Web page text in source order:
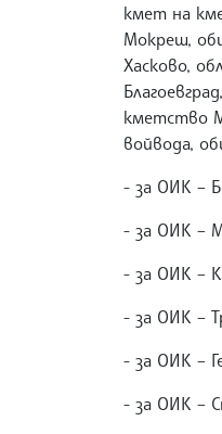
кмет на
Мокреш,
Хасково,
кметство
войвода,
- за ОИК
- за ОИК
- за ОИК
- за ОИК
- за ОИК –
- за ОИК